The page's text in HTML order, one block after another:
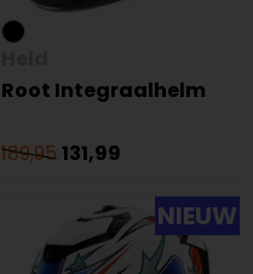
Root Integraalhelm
189,95 131,99
NIEUW